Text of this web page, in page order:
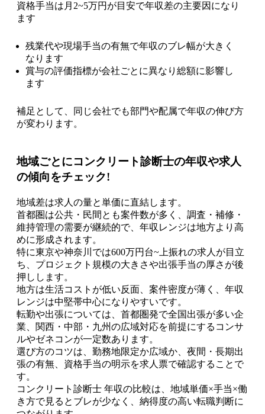
資格手当は月2~5万円が目安で年収差の主要因になり
ます
残業代や現場手当の有無で年収のブレ幅が大きく
なります
賞与の評価指標が会社ごとに異なり総額に影響し
ます
補足として、同じ会社でも部門や配属で年収の伸び方
が変わります。
地域ごとにコンクリート診断士の年収や求人
の傾向をチェック!
地域差は求人の量と単価に直結します。
首都圏は公共・民間とも案件数が多く、調査・補修・
維持管理の需要が継続的で、年収レンジは地方より高
めに形成されます。
特に東京や神奈川では600万円台~上振れの求人が目立
ち、プロジェクト規模の大きさや出張手当の厚さが後
押しします。
地方は生活コストが低い反面、案件密度が薄く、年収
レンジは中堅帯中心になりやすいです。
転勤や出張については、首都圏発で全国出張が多い企
業、関西・中部・九州の広域対応を前提にするコンサ
ルやゼネコンが一定数あります。
選び方のコツは、勤務地限定か広域か、夜間・長期出
張の有無、資格手当の明示を求人票で確認することで
す。
コンクリート診断士 年収の比較は、地域単価×手当×働
き方で見るとブレが少なく、納得度の高い転職判断に